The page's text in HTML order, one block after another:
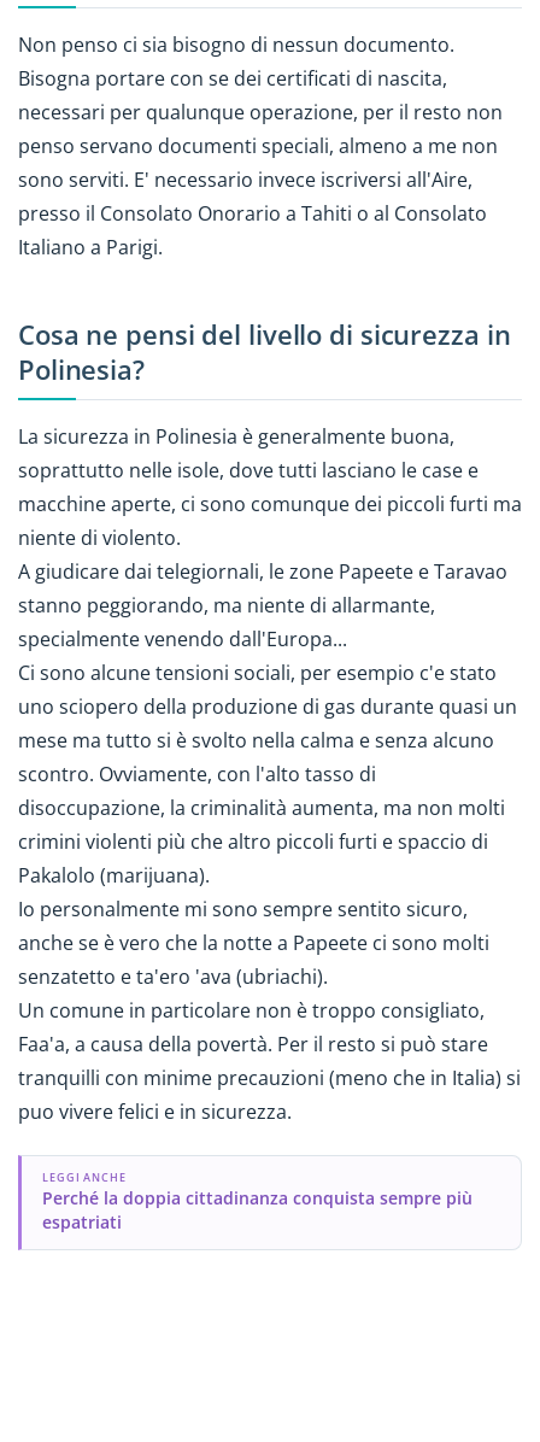
Non penso ci sia bisogno di nessun documento.
Bisogna portare con se dei certificati di nascita,
necessari per qualunque operazione, per il resto non
penso servano documenti speciali, almeno a me non
sono serviti. E' necessario invece iscriversi all'Aire,
presso il Consolato Onorario a Tahiti o al Consolato
Italiano a Parigi.
Cosa ne pensi del livello di sicurezza in
Polinesia?
La sicurezza in Polinesia è generalmente buona,
soprattutto nelle isole, dove tutti lasciano le case e
macchine aperte, ci sono comunque dei piccoli furti ma
niente di violento.
A giudicare dai telegiornali, le zone Papeete e Taravao
stanno peggiorando, ma niente di allarmante,
specialmente venendo dall'Europa...
Ci sono alcune tensioni sociali, per esempio c'e stato
uno sciopero della produzione di gas durante quasi un
mese ma tutto si è svolto nella calma e senza alcuno
scontro. Ovviamente, con l'alto tasso di
disoccupazione, la criminalità aumenta, ma non molti
crimini violenti più che altro piccoli furti e spaccio di
Pakalolo (marijuana).
Io personalmente mi sono sempre sentito sicuro,
anche se è vero che la notte a Papeete ci sono molti
senzatetto e ta'ero 'ava (ubriachi).
Un comune in particolare non è troppo consigliato,
Faa'a, a causa della povertà. Per il resto si può stare
tranquilli con minime precauzioni (meno che in Italia) si
puo vivere felici e in sicurezza.
LEGGI ANCHE
Perché la doppia cittadinanza conquista sempre più
espatriati